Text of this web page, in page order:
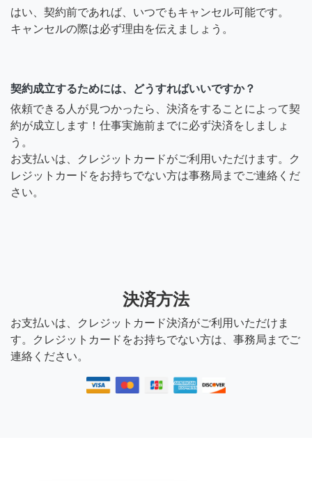
はい、契約前であれば、いつでもキャンセル可能です。
キャンセルの際は必ず理由を伝えましょう。
契約成立するためには、どうすればいいですか？
依頼できる人が見つかったら、決済をすることによって契
約が成立します！仕事実施前までに必ず決済をしましょ
う。
お支払いは、クレジットカードがご利用いただけます。ク
レジットカードをお持ちでない方は事務局までご連絡くだ
さい。
決済方法
お支払いは、クレジットカード決済がご利用いただけま
す。クレジットカードをお持ちでない方は、事務局までご
連絡ください。